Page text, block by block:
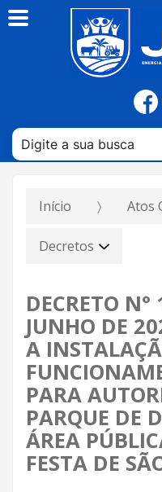
Início Atos
Decretos
DECRETO
JUNHO DE
A
PARA
PARQUE DE
ÁREA
FESTA DE